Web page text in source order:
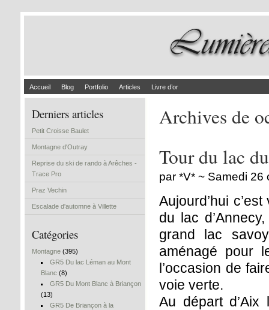
Accueil Blog Portfolio Articles Livre d’or
Derniers articles
Petit Croisse Baulet
Montagne d'Outray
Reprise du ski de rando à Arêches -
Trace Pro
Praz Vechin
Escalade d'automne à Villette
Catégories
Montagne (395)
GR5 Du lac Léman au Mont
Blanc (8)
GR5 Du Mont Blanc à Briançon
(13)
GR5 De Briançon à la
Archives de
Tour du lac
par *V* ~ Samedi 26
Aujourd’hui
du lac
grand lac
aménagé pour
l’occasion de
voie verte.
Au départ